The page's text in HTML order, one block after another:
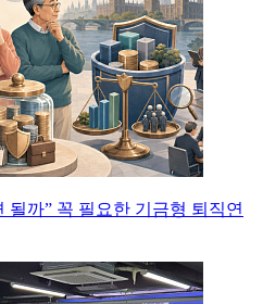
될까” 꼭 필요한 기금형 퇴직연